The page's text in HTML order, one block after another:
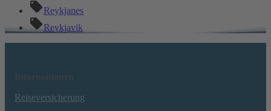
Reykjanes
Reykjavik
Reiseversicherung